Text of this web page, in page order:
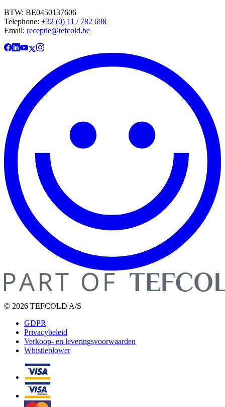
BTW: BE0450137606
Telephone: +32 (0) 11 / 782 698
Email: receptie@tefcold.be
© 2026 TEFCOLD A/S
GDPR
Privacybeleid
Verkoop- en leveringsvoorwaarden
Whistleblower